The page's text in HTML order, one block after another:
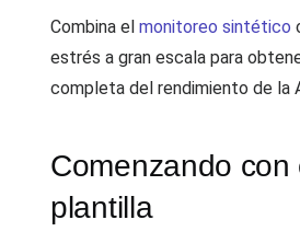
Combina el monitoreo sintético
estrés a gran escala para
completa del rendimiento de la
Comenzando con
plantilla